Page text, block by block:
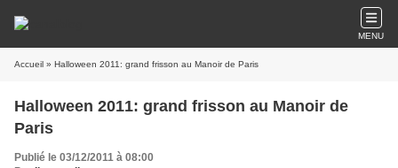
MENU
Accueil » Halloween 2011: grand frisson au Manoir de Paris
Halloween 2011: grand frisson au Manoir de
Paris
Publié le 03/12/2011 à 08:00